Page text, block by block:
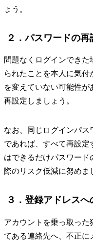
ょう。
２．パスワードの再
問題なくログインでき
られたことを本人に気
を変えていない可能性
再設定しましょう。
なお、同じログインパ
であれば、すべて再設定
はできるだけパスワード
際のリスク低減に努めま
３．登録アドレスへ
アカウントを乗っ取った
てある連絡先へ、不正に